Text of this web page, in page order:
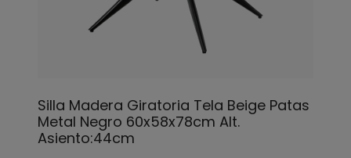
Silla Madera Giratoria Tela Beige Patas
Metal Negro 60x58x78cm Alt.
Asiento:44cm